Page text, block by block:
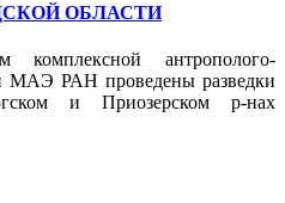
ОБЛАСТИ
комплексной антрополого-
МАЭ РАН проведены разведки
и Приозерском р-нах